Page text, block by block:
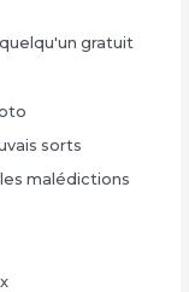
gratuit
sorts
malédictions